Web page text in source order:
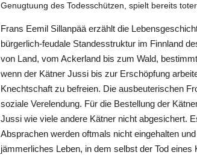
Genugtuung des Todesschützen, spielt bereits
Frans Eemil Sillanpää erzählt die
bürgerlich-feudale Standesstruktur im Finnland
von Land, vom Ackerland bis zum Wald,
wenn der Kätner Jussi bis zur Erschöpfung
Knechtschaft zu befreien. Die ausbeuterischen
soziale Verelendung. Für die Bestellung der
Jussi wie viele andere Kätner nicht abgesichert.
Absprachen werden oftmals nicht eingehalten
jämmerliches Leben, in dem selbst der Tod